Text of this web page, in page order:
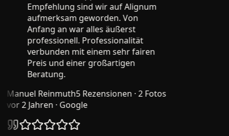
Empfehlung sind wir auf Alignum
aufmerksam geworden. Von
Anfang an war alles äußerst
professionell. Professionalität
verbunden mit einem sehr fairen
Preis und einer großartigen
Beratung.
Manuel Reinmuth5 Rezensionen · 2 Fotos
vor 2 Jahren· Google